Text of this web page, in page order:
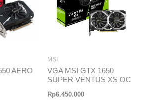
AERO
MSI
VGA MSI GTX 1650
SUPER VENTUS XS OC
Rp6.450.000